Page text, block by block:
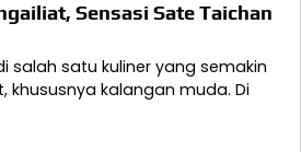
Sensasi Sate Taichan
salah satu kuliner yang semakin
khususnya kalangan muda. Di